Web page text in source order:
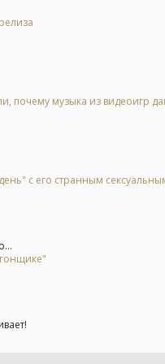
музыка из видеоигр
с его странным